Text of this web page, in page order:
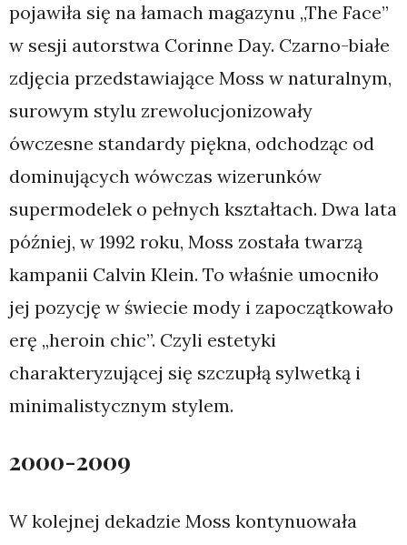
pojawiła się na łamach magazynu „The Face”
w sesji autorstwa Corinne Day. Czarno-białe
zdjęcia przedstawiające Moss w naturalnym,
surowym stylu zrewolucjonizowały
ówczesne standardy piękna, odchodząc od
dominujących wówczas wizerunków
supermodelek o pełnych kształtach. Dwa lata
później, w 1992 roku, Moss została twarzą
kampanii Calvin Klein. To właśnie umocniło
jej pozycję w świecie mody i zapoczątkowało
erę „heroin chic”. Czyli estetyki
charakteryzującej się szczupłą sylwetką i
minimalistycznym stylem.
2000-2009
W kolejnej dekadzie Moss kontynuowała